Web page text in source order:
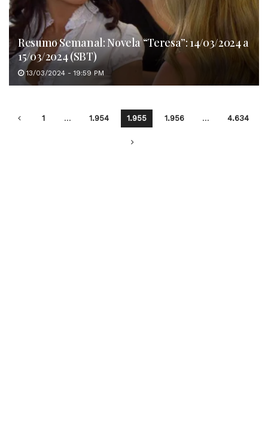
Resumo Semanal: Novela “Teresa”: 14/03/2024 a
15/03/2024 (SBT)
13/03/2024 - 19:59 PM
1 … 1.954 1.955 1.956 … 4.634